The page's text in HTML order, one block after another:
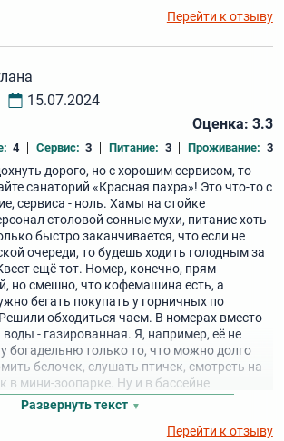
Перейти к отзыву
15.07.2024
Оценка: 3.3
4 Сервис: 3 Питание: 3 Проживание: 3
дорого, но с хорошим сервисом, то
санаторий «Красная пахра»! Это что-то с
сервиса - ноль. Хамы на стойке
столовой сонные мухи, питание хоть
быстро заканчивается, что если не
очереди, то будешь ходить голодным за
ещё тот. Номер, конечно, прям
но смешно, что кофемашина есть, а
бегать покупать у горничных по
обходиться чаем. В номерах вместо
- газированная. Я, например, её не
богадельню только то, что можно долго
белочек, слушать птичек, смотреть на
в мини-зоопарке. Ну и в бассейне
без проблем. В общем, решайте
санаторий или нет.
Развернуть текст
Перейти к отзыву